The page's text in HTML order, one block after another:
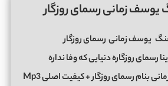
یوسف زمانی رسمای روزگار
یوسف زمانی رسمای روزگار
رسمای روزگاره دنیایی که وفا نداره
اهنگ غمگین یوسف زمانی بنام رسمای روزگار + کیفیت اصلی Mp3